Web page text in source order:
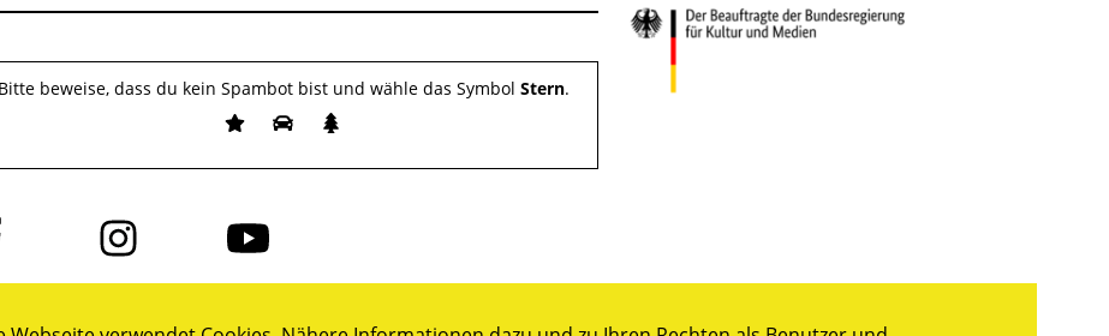
Bitte beweise, dass du kein Spambot bist und wähle das Symbol Stern.
Folge
uns
auf
Folge
uns
auf